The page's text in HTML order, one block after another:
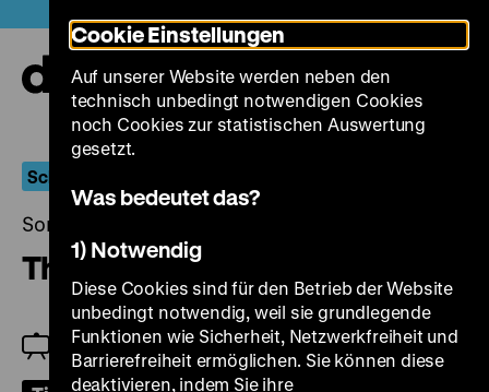
zum
Seiteninhalt
springen
Schlagende Wetter
Sonntag, 01. September 2024, 16.00 Uhr
The Miners’ Hymns
Einführung: Eva Königshofen
Cookie Einstellungen
Auf unserer Website werden neben den
technisch unbedingt notwendigen Cookies
noch Cookies zur statistischen Auswertung
gesetzt.
Was bedeutet das?
1) Notwendig
Diese Cookies sind für den Betrieb der Website
unbedingt notwendig, weil sie grundlegende
Funktionen wie Sicherheit, Netzwerkfreiheit und
Barrierefreiheit ermöglichen. Sie können diese
deaktivieren, indem Sie ihre